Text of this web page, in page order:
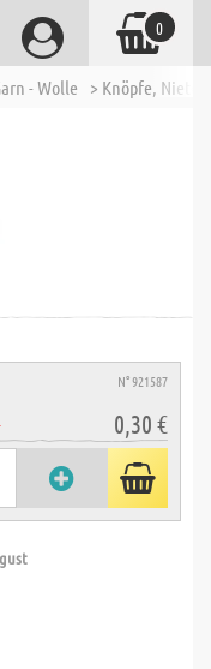
- Wolle > Knöpfe,
N° 921587
0,30 €
0